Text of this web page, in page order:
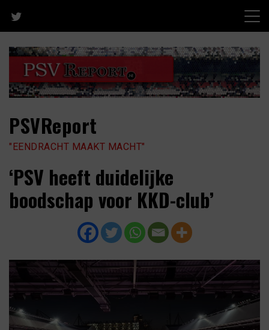
content
PSVReport
"EENDRACHT MAAKT MACHT"
‘PSV heeft duidelijke
boodschap voor KKD-club’